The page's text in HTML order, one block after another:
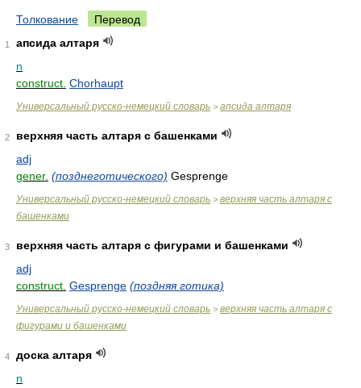
Толкование Перевод
1
апсида алтаря
n
construct. Chorhaupt
Универсальный русско-немецкий словарь > апсида алтаря
2
верхняя часть алтаря с башенками
adj
gener. (позднеготического) Gesprenge
Универсальный русско-немецкий словарь > верхняя часть алтаря с
башенками
3
верхняя часть алтаря с фигурами и башенками
adj
construct. Gesprenge (поздняя готика)
Универсальный русско-немецкий словарь > верхняя часть алтаря с
фигурами и башенками
4
доска алтаря
n